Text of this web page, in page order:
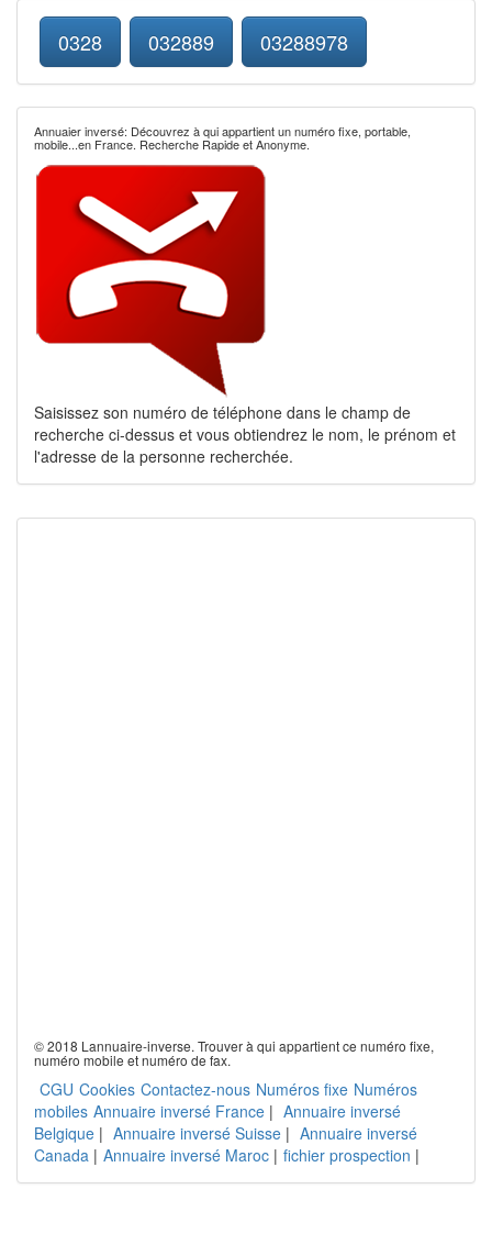
0328 032889 03288978
Annuaier inversé: Découvrez à qui appartient un numéro fixe, portable,
mobile...en France. Recherche Rapide et Anonyme.
Saisissez son numéro de téléphone dans le champ de
recherche ci-dessus et vous obtiendrez le nom, le prénom et
l'adresse de la personne recherchée.
© 2018 Lannuaire-inverse. Trouver à qui appartient ce numéro fixe,
numéro mobile et numéro de fax.
CGU Cookies Contactez-nous Numéros fixe Numéros
mobiles Annuaire inversé France | Annuaire inversé
Belgique | Annuaire inversé Suisse | Annuaire inversé
Canada | Annuaire inversé Maroc | fichier prospection |